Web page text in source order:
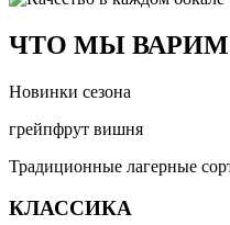
ЧТО МЫ ВАРИМ
Новинки сезона
грейпфрут вишня
Традиционные лагерные
КЛАССИКА